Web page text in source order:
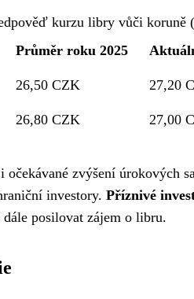
kurzu libry vůči koruně
Průměr roku 2025
26,50 CZK 27,20
26,80 CZK 27,00
zvýšení úrokových
investory. Příznivé
posilovat zájem o libru.